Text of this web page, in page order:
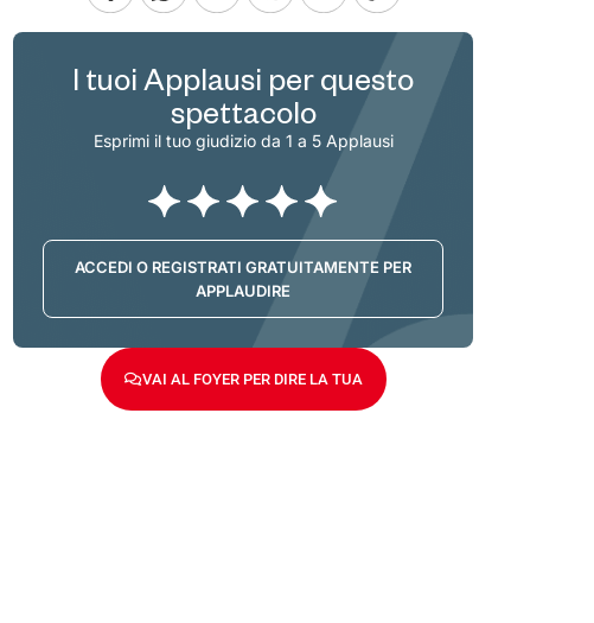
I tuoi Applausi per questo
spettacolo
Esprimi il tuo giudizio da 1 a 5 Applausi
ACCEDI O REGISTRATI GRATUITAMENTE PER
APPLAUDIRE
VAI AL FOYER PER DIRE LA TUA